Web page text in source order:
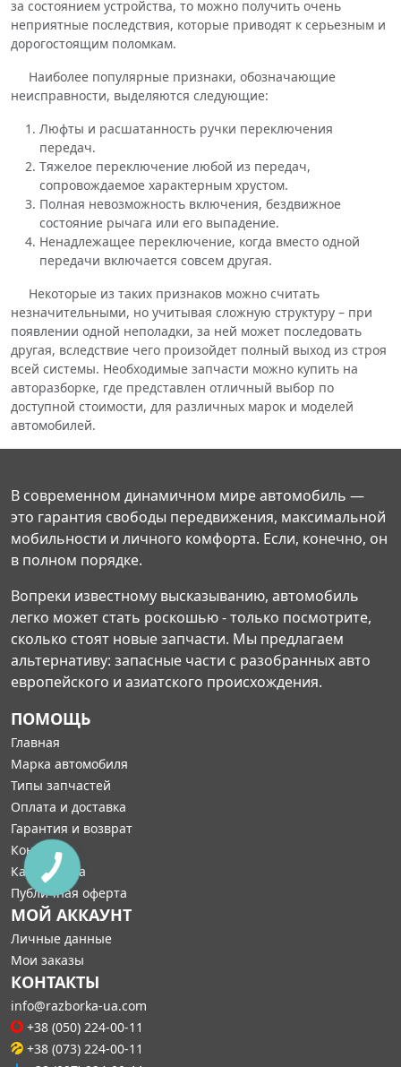
за состоянием устройства, то можно получить очень
неприятные последствия, которые приводят к серьезным и
дорогостоящим поломкам.
Наиболее популярные признаки, обозначающие
неисправности, выделяются следующие:
Люфты и расшатанность ручки переключения
передач.
Тяжелое переключение любой из передач,
сопровождаемое характерным хрустом.
Полная невозможность включения, бездвижное
состояние рычага или его выпадение.
Ненадлежащее переключение, когда вместо одной
передачи включается совсем другая.
Некоторые из таких признаков можно считать
незначительными, но учитывая сложную структуру – при
появлении одной неполадки, за ней может последовать
другая, вследствие чего произойдет полный выход из строя
всей системы. Необходимые запчасти можно купить на
авторазборке, где представлен отличный выбор по
доступной стоимости, для различных марок и моделей
автомобилей.
В современном динамичном мире автомобиль —
это гарантия свободы передвижения, максимальной
мобильности и личного комфорта. Если, конечно, он
в полном порядке.
Вопреки известному высказыванию, автомобиль
легко может стать роскошью - только посмотрите,
сколько стоят новые запчасти. Мы предлагаем
альтернативу: запасные части с разобранных авто
европейского и азиатского происхождения.
ПОМОЩЬ
Главная
Марка автомобиля
Типы запчастей
Оплата и доставка
Гарантия и возврат
Контакты
Карта сайта
Публичная оферта
МОЙ АККАУНТ
Личные данные
Мои заказы
КОНТАКТЫ
info@razborka-ua.com
+38 (050) 224-00-11
+38 (073) 224-00-11